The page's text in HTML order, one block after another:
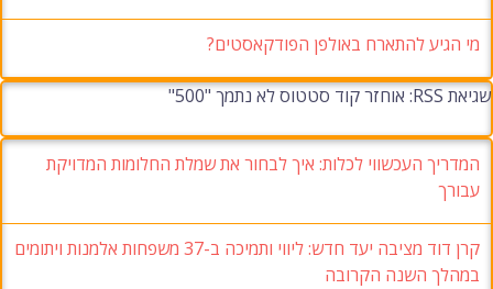
מי הגיע להתארח באולפן הפודקאסטים?
שגיאת RSS: אוחזר קוד סטטוס לא נתמך "500"
המדריך העכשווי לכלות: איך לבחור את שמלת החלומות המדויקת
עבורך
קרן דוד מציבה יעד חדש: ליווי ותמיכה ב-37 משפחות אלמנות ויתומים
במהלך השנה הקרובה